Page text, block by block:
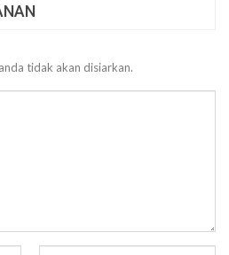
tidak akan disiarkan.